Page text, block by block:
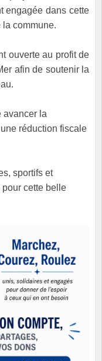
engagée dans cette
commune.
ouverte au profit de
afin de soutenir la
avancer la
réduction fiscale
sportifs et
cette belle